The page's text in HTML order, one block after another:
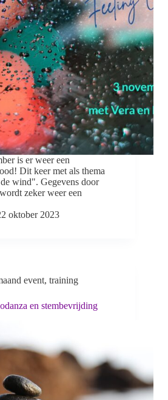
is er weer een
Dit keer met als thema
wind". Gegevens door
zeker weer een
oktober 2023
event, training
en stembevrijding